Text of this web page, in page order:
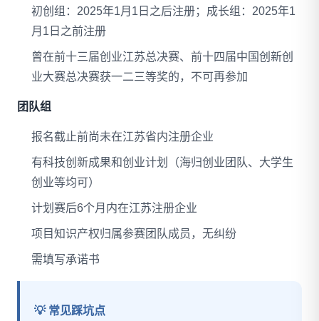
初创组：2025年1月1日之后注册；成长组：2025年1
月1日之前注册
曾在前十三届创业江苏总决赛、前十四届中国创新创
业大赛总决赛获一二三等奖的，不可再参加
团队组
报名截止前尚未在江苏省内注册企业
有科技创新成果和创业计划（海归创业团队、大学生
创业等均可）
计划赛后6个月内在江苏注册企业
项目知识产权归属参赛团队成员，无纠纷
需填写承诺书
💡 常见踩坑点